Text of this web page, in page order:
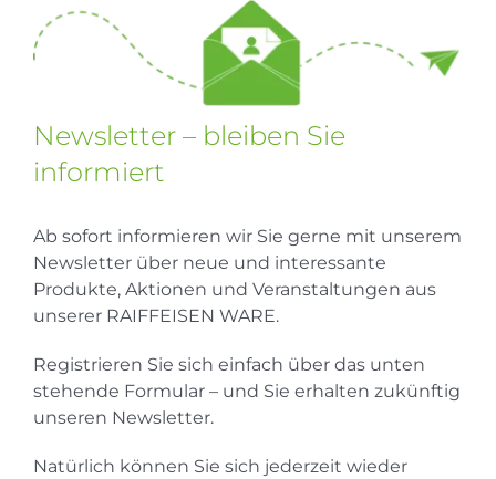
Newsletter – bleiben Sie
informiert
Ab sofort informieren wir Sie gerne mit unserem
Newsletter über neue und interessante
Produkte, Aktionen und Veranstaltungen aus
unserer RAIFFEISEN WARE.
Registrieren Sie sich einfach über das unten
stehende Formular – und Sie erhalten zukünftig
unseren Newsletter.
Natürlich können Sie sich jederzeit wieder